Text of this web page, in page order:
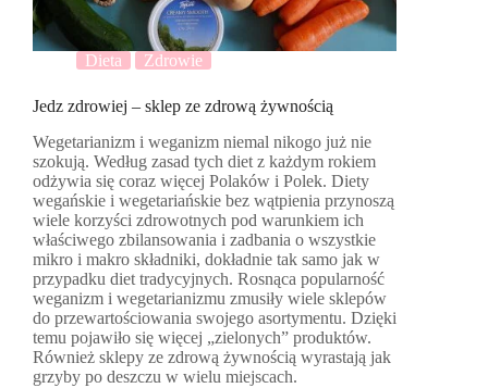
Dieta Zdrowie
Jedz zdrowiej – sklep ze zdrową żywnością
Wegetarianizm i weganizm niemal nikogo już nie
szokują. Według zasad tych diet z każdym rokiem
odżywia się coraz więcej Polaków i Polek. Diety
wegańskie i wegetariańskie bez wątpienia przynoszą
wiele korzyści zdrowotnych pod warunkiem ich
właściwego zbilansowania i zadbania o wszystkie
mikro i makro składniki, dokładnie tak samo jak w
przypadku diet tradycyjnych. Rosnąca popularność
weganizm i wegetarianizmu zmusiły wiele sklepów
do przewartościowania swojego asortymentu. Dzięki
temu pojawiło się więcej „zielonych” produktów.
Również sklepy ze zdrową żywnością wyrastają jak
grzyby po deszczu w wielu miejscach.